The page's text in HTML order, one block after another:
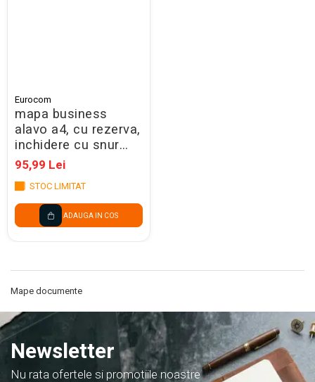
Eurocom
mapa business
alavo a4, cu rezerva,
inchidere cu snur
elastic, gri 82095
95,99 Lei
STOC LIMITAT
ADAUGA IN COS
Mape documente
Newsletter
Nu rata ofertele si promotiile noastre